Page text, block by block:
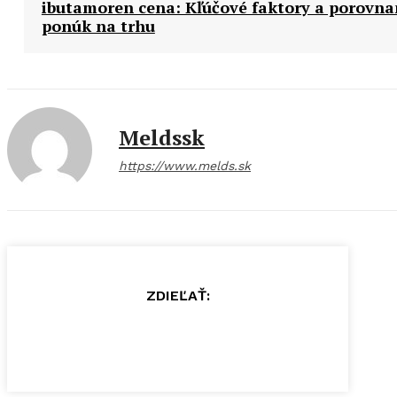
ibutamoren cena: Kľúčové faktory a
ponúk na trhu
Meldssk
https://www.melds.sk
ZDIEĽAŤ: